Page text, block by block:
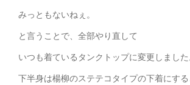
みっともないねぇ。
と言うことで、全部やり直して
いつも着ているタンクトップに変更しました
下半身は楊柳のステテコタイプの下着にする